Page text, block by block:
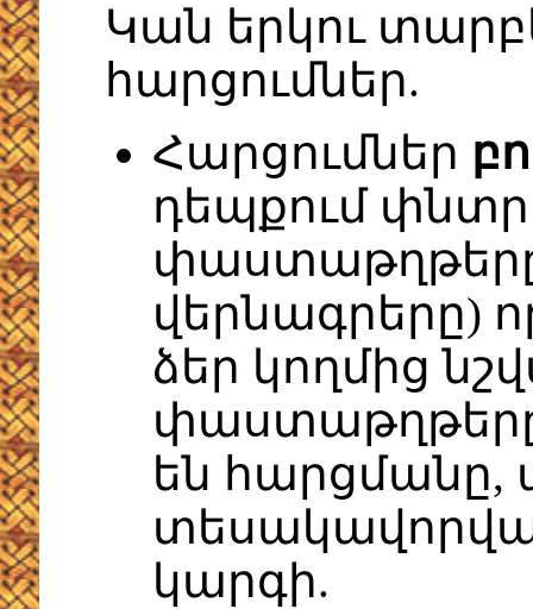
Կան երկու
հարցումներ.
Հարցումներ
դեպքում
վերնագրերը)
ձեր կողմից
են հարցմանը,
կարգի.